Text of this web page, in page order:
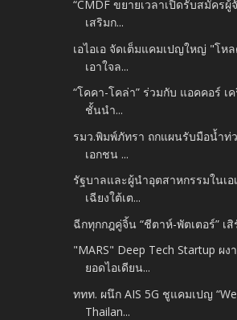
“CMDF ขยายเวลาเปิดรับสมัครผู้
เสริมก...
เอไอเอ จัดเต็มแคมเปญใหญ่ "โห
เอาใจล...
“โคคา-โคล่า” ร่วมกับ แอคคอร์ เ
ชั้นนำ...
รมว.พิมพ์ภัทรา ถกแผนรับมือน้ำท่
เอกชน ...
รัฐบาลและผู้นำอุตสาหกรรมในเ
เฉียงใต้เต...
ฉีกทุกกฎคู่จิ้น “ชีตาห์-พัตเตอร์” เ
"MARS" Deep Tech Startup ผ
ยอดไอเดียน...
ททท. ผนึก AIS 5G ชูแคมเปญ
Thailan...